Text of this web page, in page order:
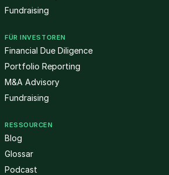
Fundraising
FÜR INVESTOREN
Financial Due Diligence
Portfolio Reporting
M&A Advisory
Fundraising
RESSOURCEN
Blog
Glossar
Podcast